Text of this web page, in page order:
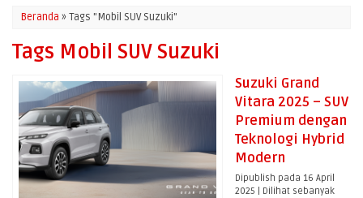
Beranda »Tags "Mobil SUV Suzuki"
Tags Mobil SUV Suzuki
Suzuki Grand
Vitara 2025 – SUV
Premium dengan
Teknologi Hybrid
Modern
Dipublish pada 16 April
2025 | Dilihat sebanyak